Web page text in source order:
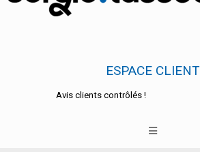
ESPACE CLIENT
Avis clients contrôlés !